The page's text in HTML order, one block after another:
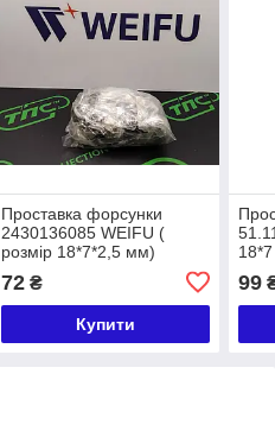
Проставка форсунки
2430136085 WEIFU (
розмір 18*7*2,5 мм)
72₴
Купити
99